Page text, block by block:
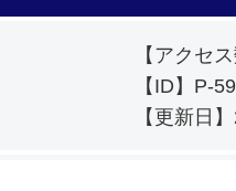
【アクセス
【ID】 P-
【更新日】